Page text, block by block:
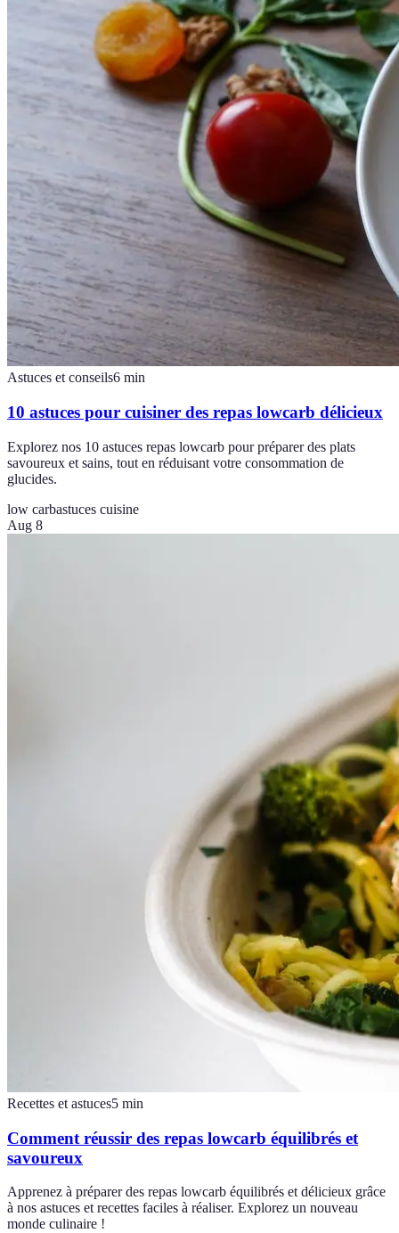
Astuces et conseils6 min
10 astuces pour cuisiner des repas lowcarb délicieux
Explorez nos 10 astuces repas lowcarb pour préparer des plats
savoureux et sains, tout en réduisant votre consommation de
glucides.
low carbastuces cuisine
Aug 8
Recettes et astuces5 min
Comment réussir des repas lowcarb équilibrés et
savoureux
Apprenez à préparer des repas lowcarb équilibrés et délicieux grâce
à nos astuces et recettes faciles à réaliser. Explorez un nouveau
monde culinaire !